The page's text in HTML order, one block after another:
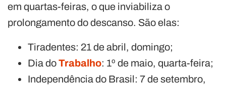
em quartas-feiras, o que inviabiliza o
prolongamento do descanso. São elas:
Tiradentes: 21 de abril, domingo;
Dia doTrabalho: 1º de maio, quarta-feira;
Independência do Brasil: 7 de setembro,